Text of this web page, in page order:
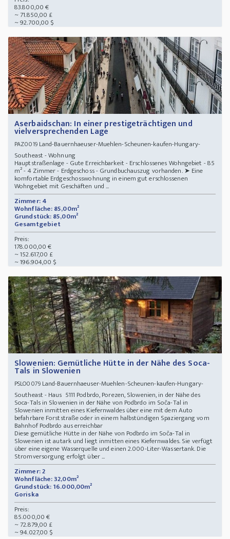
83.800,00 €
~ 71.850,00 £
~ 92.700,00 $
Aserbaidschan: In einer prestigeträchtigen und
vielversprechenden Lage
PAZ0019Land-Bauernhaeuser-Muehlen-Scheunen-kaufen-Hungary-
Southeast - Wohnung
Hauptstraßenlage - Gute Erreichbarkeit - Erschlossenes Wohngebiet - 85
m² - 4 Zimmer - Erdgeschoss - Grundbuchauszug vorhanden. ➤ Eine
komfortable Erdgeschosswohnung in einem gut erschlossenen
Wohngebiet mit Geschäften und ...
Zimmer: 4
Wohnfläche: 85,00m²
Grundstück: 85,00m²
Gesamtgebiet
Preis:
178.000,00 €
~ 152.617,00 £
~ 196.904,00 $
Slowenien: Gemütliche Hütte in der Nähe des Soca-
Tals in Slowenien
PSLO0079Land-Bauernhaeuser-Muehlen-Scheunen-kaufen-Hungary-
Southeast - Haus 5111 Podbrdo, Porezen, Slowenien, in der Nähe des
Soca-Tals in Slowenien in der Nähe von Podbrdo im Soča-Tal in
Slowenien inmitten eines Kiefernwaldes über eine mit dem Auto
befahrbare Forststraße oder in einem halbstündigen Spaziergang vom
Bahnhof Podbrdo aus erreichbar
Diese gemütliche Hütte in der Nähe von Podbrdo im Soča-Tal in
Slowenien ist autark und liegt inmitten eines Kiefernwaldes. Sie verfügt
über eine eigene Wasserquelle und einen 2.000-Liter-Wassertank. Die
Stromversorgung erfolgt über ...
Zimmer: 2
Wohnfläche: 32,00m²
Grundstück: 16.000,00m²
Goriska
Preis:
85.000,00 €
~ 72.879,00 £
~ 94.027,00 $